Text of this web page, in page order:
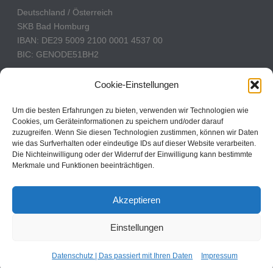
Cookie-Einstellungen
Um die besten Erfahrungen zu bieten, verwenden wir Technologien wie
Cookies, um Geräteinformationen zu speichern und/oder darauf
zuzugreifen. Wenn Sie diesen Technologien zustimmen, können wir Daten
wie das Surfverhalten oder eindeutige IDs auf dieser Website verarbeiten.
Die Nichteinwilligung oder der Widerruf der Einwilligung kann bestimmte
Merkmale und Funktionen beeinträchtigen.
Akzeptieren
Einstellungen
Datenschutz | Das passiert mit Ihren Daten Impressum
Deutschland / Österreich
SKB Bad Homburg
IBAN: DE29 5009 2100 0001 4537 00
BIC: GENODE51BH2
Konto: 60-742493-7
IBAN: CH31 0900 0000 6074 2493 7
BIC: POFICHBEXXX
CBN Deutschland © 2024
Kontakt
Impressum
Cookie Policy